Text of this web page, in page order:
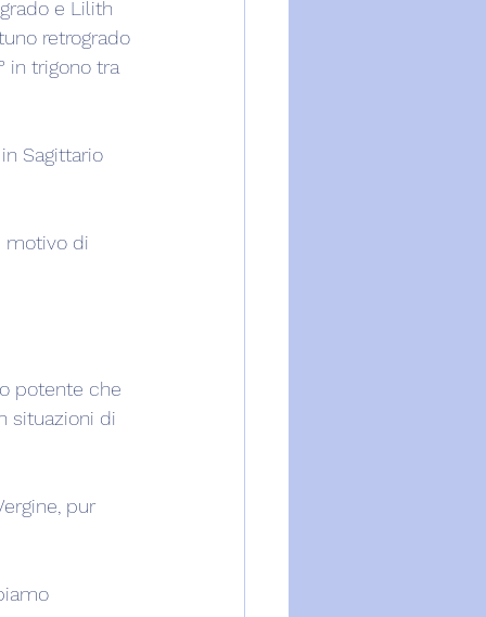
e Lilith
retrogrado
in trigono tra
Sagittario
motivo di
potente che
situazioni di
pur